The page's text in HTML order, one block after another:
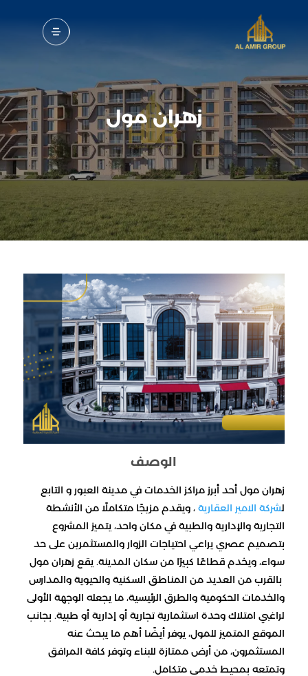
c
زهران مول
الوصف
زهران مول أحد أبرز مراكز الخدمات في مدينة العبور و التابع
لشركة الامير العقارية، ويقدم مزيجًا متكاملًا من الأنشطة
التجارية والإدارية والطبية في مكان واحد، يتميز المشروع
بتصميم عصري يراعي احتياجات الزوار والمستثمرين على حد
سواء، ويخدم قطاعًا كبيرًا من سكان المدينة. يقع زهران مول
بالقرب من العديد من المناطق السكنية والحيوية والمدارس
والخدمات الحكومية والطرق الرئيسية، ما يجعله الوجهة الأولى
لراغبي امتلاك وحدة استثمارية تجارية أو إدارية أو طبية. بجانب
الموقع المتميز للمول، يوفر أيضًا أهم ما يبحث عنه
المستثمرون، من أرض ممتازة للبناء وتوفر كافة المرافق
وتمتعه بمحيط خدمي متكامل.